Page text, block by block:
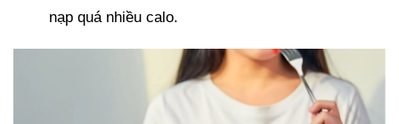
nạp quá nhiều calo.